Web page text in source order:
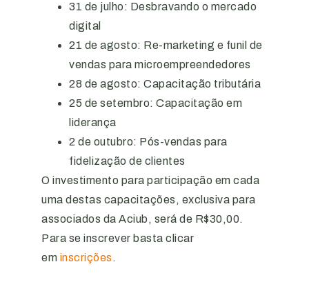
31 de julho: Desbravando o mercado
digital
21 de agosto: Re-marketing e funil de
vendas para microempreendedores
28 de agosto: Capacitação tributária
25 de setembro: Capacitação em
liderança
2 de outubro: Pós-vendas para
fidelização de clientes
O investimento para participação em cada
uma destas capacitações, exclusiva para
associados da Aciub, será de R$30,00.
Para se inscrever basta clicar
em inscrições .